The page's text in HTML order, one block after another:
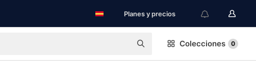
Planes y precios
Colecciones 0